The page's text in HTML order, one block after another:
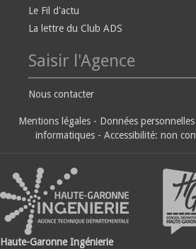
Le Fil d'actu
La lettre du Club ADS
Saisir l'Agence
Nous contacter
Mentions légales - Données personnelles
informatiques - Accessibilité: non
Haute-Garonne Ingénierie